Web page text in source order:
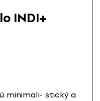
INDI+
minimali- stický a